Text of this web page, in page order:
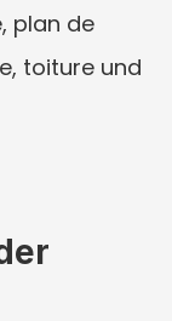
plan de
toiture und